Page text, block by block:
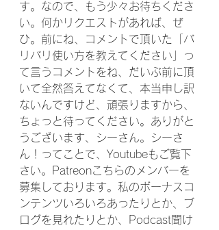
す。なので、もう少々お待ちくださ
い。何かリクエストがあれば、ぜ
ひ。前にね、コメントで頂いた「バ
リバリ使い方を教えてください」っ
て言うコメントをね、だいぶ前に頂
いて全然答えてなくて、本当申し訳
ないんですけど、頑張りますから、
ちょっと待ってください。ありがと
うございます、シーさん。シーさ
ん！ってことで、Youtubeもご覧下
さい。Patreonこちらのメンバーを
募集しております。私のボーナスコ
ンテンツいろいろあったりとか、ブ
ログを見れたりとか、Podcast聞け